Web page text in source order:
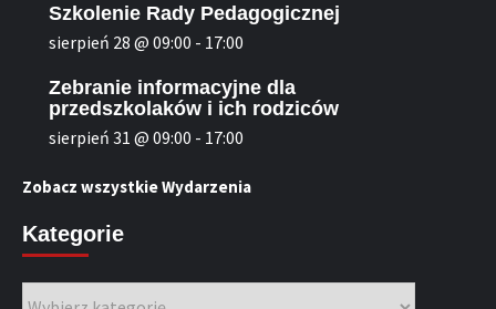
Szkolenie Rady Pedagogicznej
sierpień 28 @ 09:00 - 17:00
Zebranie informacyjne dla
przedszkolaków i ich rodziców
sierpień 31 @ 09:00 - 17:00
Zobacz wszystkie Wydarzenia
Kategorie